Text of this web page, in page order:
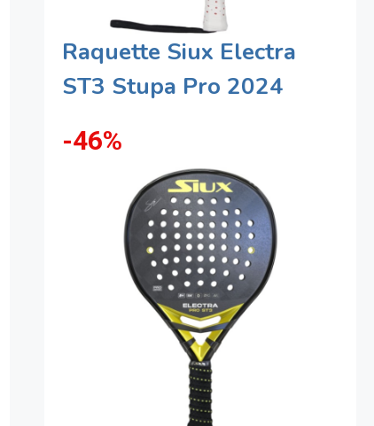
Raquette Siux Electra
ST3 Stupa Pro 2024
-46%